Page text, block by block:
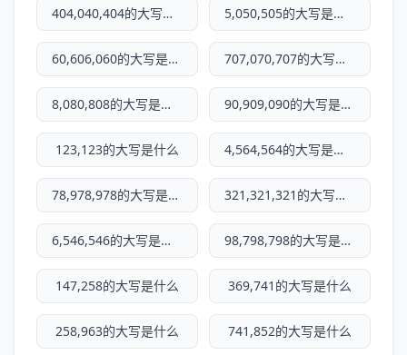
404,040,404的大写是什么 5,050,505的大写是什么
60,606,060的大写是什么 707,070,707的大写是什么
8,080,808的大写是什么 90,909,090的大写是什么
123,123的大写是什么 4,564,564的大写是什么
78,978,978的大写是什么 321,321,321的大写是什么
6,546,546的大写是什么 98,798,798的大写是什么
147,258的大写是什么 369,741的大写是什么
258,963的大写是什么 741,852的大写是什么